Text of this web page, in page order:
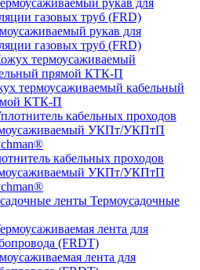
рукав для
газовых труб (FRD)
термоусаживаемый кабельный
КТК-П
кабельных проходов
УКПт/УКПтП
Термоусадочные
лента для